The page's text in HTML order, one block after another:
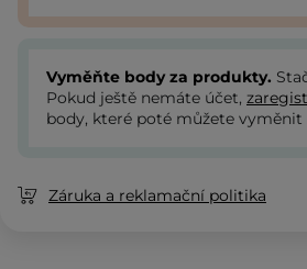
Vyměňte body za produkty.
Pokud ještě nemáte účet,
body, které poté můžete vyměnit
Záruka a reklamační politika